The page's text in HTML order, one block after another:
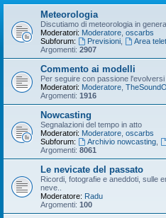
Meteorologia
Discutiamo di meteorologia in
Moderatori: Moderatore oscarbs
Subforum:
Previsioni,
Area
Argomenti: 2907
Commento ai modelli
Per seguire con passione
Moderatori: Moderatore
Argomenti: 1916
Nowcasting
Segnalazioni del tempo in atto
Moderatori: Moderatore oscarbs
Subforum:
Archivio nowcasting,
Argomenti: 8061
Le nevicate del passato
Ricordi, fotografie e aneddoti, sulle
neve..
Moderatore: Radu
Argomenti: 100